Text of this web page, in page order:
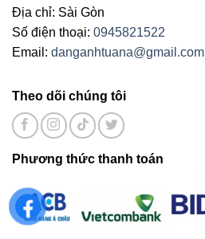
Địa chỉ: Sài Gòn
Số điện thoại: 0945821522
Email: danganhtuana@gmail.com
Theo dõi chúng tôi
Phương thức thanh toán